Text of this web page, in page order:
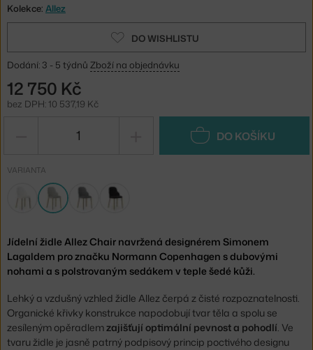
Kolekce: Allez
DO WISHLISTU
Dodání: 3 - 5 týdnů Zboží na objednávku
12 750 Kč
bez DPH: 10 537,19 Kč
DO KOŠÍKU
VARIANTA
Jídelní židle Allez Chair navržená designérem Simonem
Lagaldem pro značku Normann Copenhagen s dubovými
nohami a s polstrovaným sedákem v teple šedé kůži.
Lehký a vzdušný vzhled židle Allez čerpá z čisté rozpoznatelnosti.
Organické křivky konstrukce napodobují tvar těla a spolu se
zesíleným opěradlemzajišťují optimální pevnost a pohodlí. Ve
tvaru židle je jasně patrný podpisový princip poctivého designu